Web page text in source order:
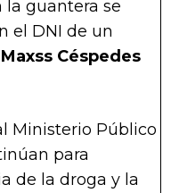
guantera se
el DNI de un
Maxss Céspedes
Ministerio Público
para
de la droga y la